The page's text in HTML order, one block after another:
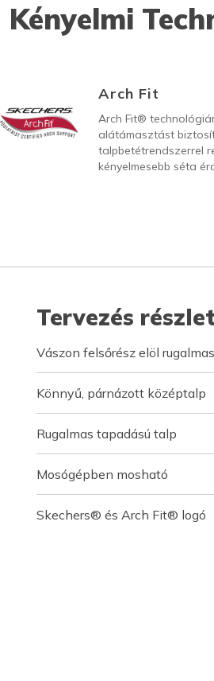
Kényelmi
Arch Fit
Arch Fit®
alátámasztást
talpbetétrendszerrel
kényelmesebb séta
Tervezés
Vászon felsőrész elöl
Könnyű, párnázott középtalp
Rugalmas tapadású talp
Mosógépben mosható
Skechers® és Arch Fit® logó